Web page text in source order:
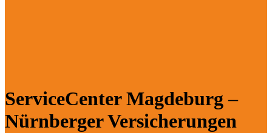
ServiceCenter Magdeburg –
Nürnberger Versicherungen